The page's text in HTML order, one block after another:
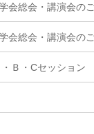
会総会・講演会の
会総会・講演会の
Ｂ・Cセッション